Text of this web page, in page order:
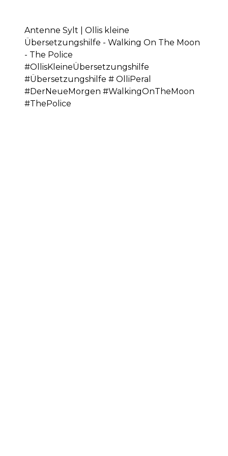
Antenne Sylt | Ollis kleine
Übersetzungshilfe - Walking On The Moon
- The Police
#OllisKleineÜbersetzungshilfe
#Übersetzungshilfe # OlliPeral
#DerNeueMorgen #WalkingOnTheMoon
#ThePolice